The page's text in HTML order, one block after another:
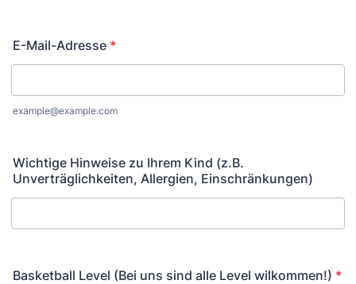
E-Mail-Adresse *
example@example.com
Wichtige Hinweise zu Ihrem Kind (z.B.
Unverträglichkeiten, Allergien, Einschränkungen)
Basketball Level (Bei uns sind alle Level wilkommen!) *